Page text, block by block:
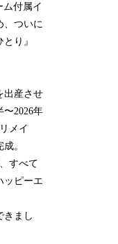
ム付属イ
、ついに
り』
出産させ
〜2026年
メイ
。
すべて
ッピーエ
きまし